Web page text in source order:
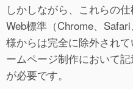
しかしながら、これらの
Web標準（Chrome、
様からは完全に除外され
ームページ制作において
が必要です。